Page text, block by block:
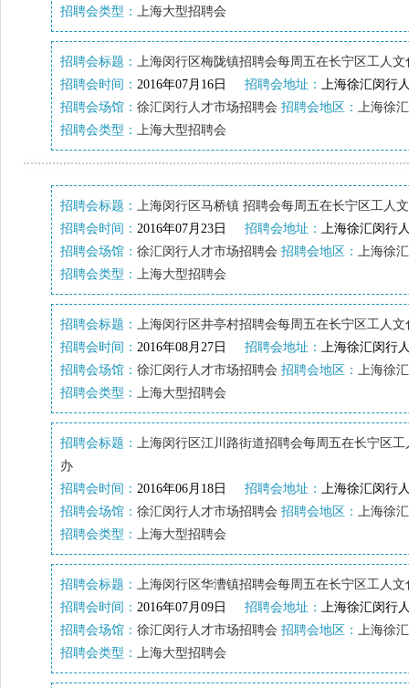
招聘会类型： 上海大型招聘会
招聘会标题： 上海闵行区梅陇镇招聘会每周五在长宁区工人
招聘会时间： 2016年07月16日 招聘会地址： 上海徐汇闵行
招聘会场馆： 徐汇闵行人才市场招聘会 招聘会地区： 上海徐
招聘会类型： 上海大型招聘会
招聘会标题： 上海闵行区马桥镇 招聘会每周五在长宁区工人
招聘会时间： 2016年07月23日 招聘会地址： 上海徐汇闵行
招聘会场馆： 徐汇闵行人才市场招聘会 招聘会地区： 上海徐
招聘会类型： 上海大型招聘会
招聘会标题： 上海闵行区井亭村招聘会每周五在长宁区工人
招聘会时间： 2016年08月27日 招聘会地址： 上海徐汇闵行
招聘会场馆： 徐汇闵行人才市场招聘会 招聘会地区： 上海徐
招聘会类型： 上海大型招聘会
招聘会标题： 上海闵行区江川路街道招聘会每周五在长宁区
办
招聘会时间： 2016年06月18日 招聘会地址： 上海徐汇闵行
招聘会场馆： 徐汇闵行人才市场招聘会 招聘会地区： 上海徐
招聘会类型： 上海大型招聘会
招聘会标题： 上海闵行区华漕镇招聘会每周五在长宁区工人
招聘会时间： 2016年07月09日 招聘会地址： 上海徐汇闵行
招聘会场馆： 徐汇闵行人才市场招聘会 招聘会地区： 上海徐
招聘会类型： 上海大型招聘会